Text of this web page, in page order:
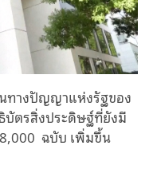
ทางปัญญาแห่งรัฐของ
บัตรสิ่งประดิษฐ์ที่ยังมี
ฉบับ เพิ่มขึ้น